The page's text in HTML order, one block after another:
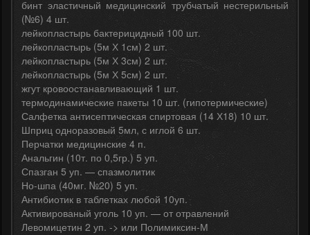
бинт эластичный медицинский трубчатый нестерильный
(№6) 4 шт.
лейкопластырь бактерицидный 100 шт.
лейкопластырь (5м Х 1см) 2 шт.
лейкопластырь (5м Х 3см) 2 шт.
лейкопластырь (5м Х 5см) 2 шт.
жгут кровоостанавливающий 1 шт.
термодинамические пакеты 10 шт. (гипотермические)
Салфетка антисептическая спиртовая (14 Х18) 10 шт.
Шприц одноразовый 5мл, с иглой 6 шт.
Перчатки медицинские 4 п.
Анальгин (10т. по 0,5гр.) 5 уп.
Спазган 5 уп. — спазмолитик
Но-шпа (40мг. №20) 5 уп.
Антибиотик в таблетках любой 10уп.
Активированый уголь 10 уп. — от отравлений
Левомицетин 2 уп. -> или Полимиксин-М